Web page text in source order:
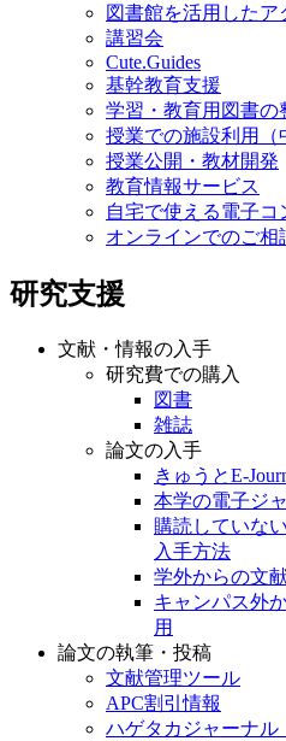
図書館を活用した
講習会
Cute.Guides
基幹教育支援
学習・教育用図書の
授業での施設利用（
授業公開・教材開発
教育情報サービス
自宅で使える電子コ
オンラインでのご相
研究支援
文献・情報の入手
研究費での購入
図書
雑誌
論文の入手
きゅうとE-
本学の電子ジ
購読していな
入手方法
学外からの文
キャンパス外
用
論文の執筆・投稿
文献管理ツール
APC割引情報
ハゲタカジャーナル